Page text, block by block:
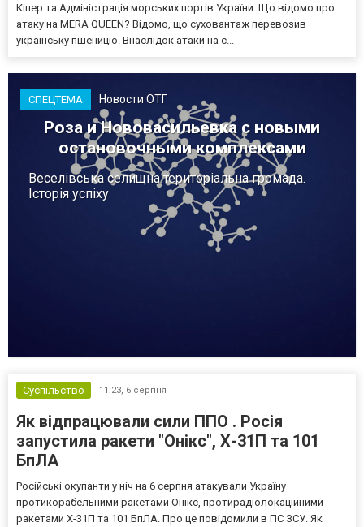
Кіпер та Адміністрація морських портів України. Що відомо про
атаку на MERA QUEEN? Відомо, що суховантаж перевозив
українську пшеницю. Внаслідок атаки на с...
СПЕЦТЕМА Новости ОТГ
Роза и Нововасильевка с новыми
остановочными комплексами
Веселівська селищна територіальна громада.
Історія успіху
Суспільство 11:23, 6 серпня
Як відпрацювали сили ППО . Росія
запустила ракети "Онікс", Х-31П та 101
БпЛА
Російські окупанти у ніч на 6 серпня атакували Україну
протикорабельними ракетами Онікс, протирадіолокаційними
ракетами Х-31П та 101 БпЛА. Про це повідомили в ПС ЗСУ. Як